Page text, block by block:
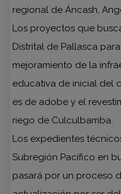
regional de Áncash,
Los proyectos que
Distrital de Pallasca
mejoramiento de la
educativa de inicial del
es de adobe y el
riego de Culculbamba.
Los expedientes
Subregión Pacífico en
pasará por un proceso